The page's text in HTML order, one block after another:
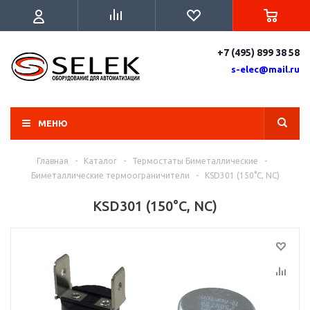
+7 (495) 899 38 58
s-elec@mail.ru
МЕНЮ
Главная - Каталог - Термостаты Биметаллические
-
Биметаллические термоограничители
- KSD301 (150°C, NC)
KSD301 (150°C, NC)